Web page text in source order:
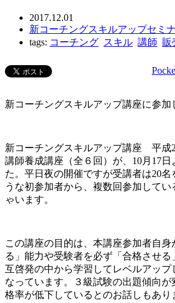
2017.12.01
新コーチングスキルアップセミ
tags: コーチング スキル 講師 販
新コーチングスキルアップ講座に参加
新コーチングスキルアップ講座 平成
講師養成講座（全６回）が、10月17日
た。平日夜の開催ですが受講者は20名
うな初参加者から、複数回参加して
ゃいます。
この講座の目的は、本講座参加者自身
る」能力や受験者を必ず「合格させ
互啓発の中から学習してレベルアップ
なっています。３級試験の出題傾向
格率が低下しているとのお話しもあり